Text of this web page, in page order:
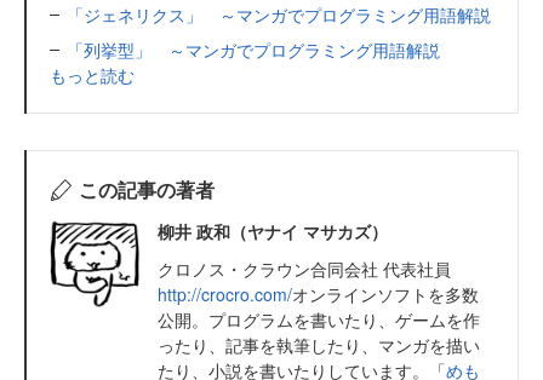
「ジェネリクス」 ～マンガでプログラミング用語解説
「列挙型」 ～マンガでプログラミング用語解説
もっと読む
この記事の著者
柳井 政和（ヤナイ マサカズ）
クロノス・クラウン合同会社 代表社員
http://crocro.com/オンラインソフトを多数
公開。プログラムを書いたり、ゲームを作
ったり、記事を執筆したり、マンガを描い
たり、小説を書いたりしています。「めも